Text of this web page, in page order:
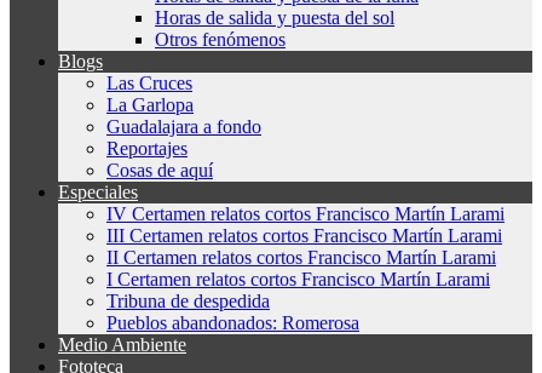
Horas de salida y puesta del sol
Otros fenómenos
Blogs
Las Cruces
La Garlopa
Guadalajara a fondo
Reportajes
Cosas de aquí
Especiales
IV Certamen relatos cortos Francisco Martín Larami
III Certamen relatos cortos Francisco Martín Larami
II Certamen relatos cortos Francisco Martín Larami
I Certamen relatos cortos Francisco Martín Larami
Tribuna de despedida
Pueblos abandonados: Romerosa
Medio Ambiente
Fototeca